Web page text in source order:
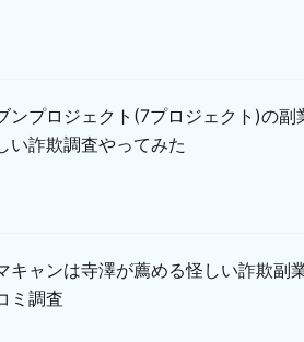
ンプロジェクト(7プロジェクト)の副
い詐欺調査やってみた
キャンは寺澤が薦める怪しい詐欺副
ミ調査